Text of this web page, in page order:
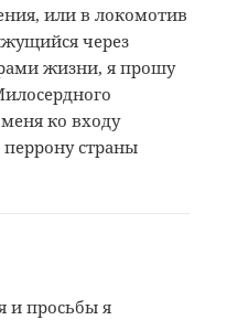
или в локомотив
через
жизни, я прошу
ко входу
страны
и просьбы я